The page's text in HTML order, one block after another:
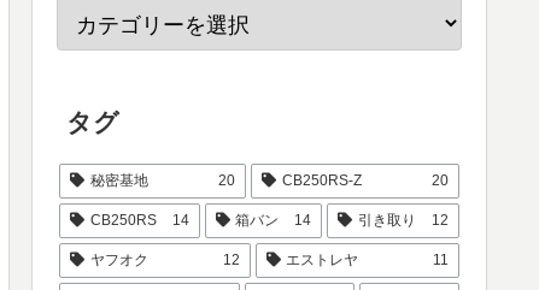
タグ
秘密基地 20 CB250RS-Z 20
CB250RS 14 箱バン 14 引き取り 12
ヤフオク 12 エストレヤ 11